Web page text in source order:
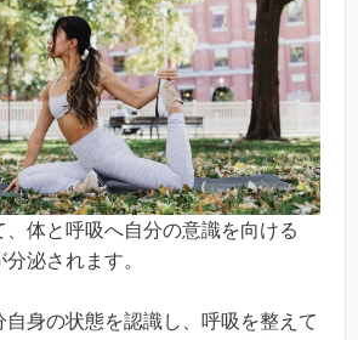
、体と呼吸へ自分の意識を向ける
泌されます。
身の状態を認識し、呼吸を整えて